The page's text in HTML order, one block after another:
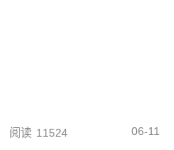
阅读 11524 06-11